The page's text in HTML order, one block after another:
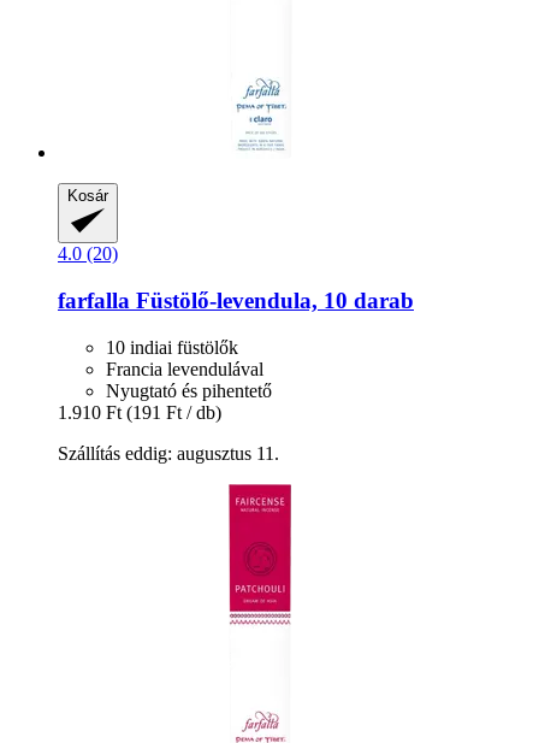
Kosár
4.0 (20)
farfalla Füstölő-​levendula, 10 darab
10 indiai füstölők
Francia levendulával
Nyugtató és pihentető
1.910 Ft (191 Ft / db)
Szállítás eddig: augusztus 11.